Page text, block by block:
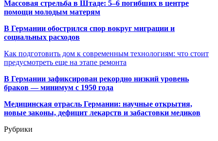
Массовая стрельба в Штаде: 5–6 погибших в центре
помощи молодым матерям
В Германии обострился спор вокруг миграции и
социальных расходов
Как подготовить дом к современным технологиям: что стоит
предусмотреть еще на этапе ремонта
В Германии зафиксирован рекордно низкий уровень
браков — минимум с 1950 года
Медицинская отрасль Германии: научные открытия,
новые законы, дефицит лекарств и забастовки медиков
Рубрики